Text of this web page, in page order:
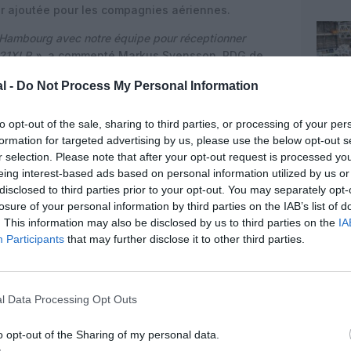
- Do Not Process My Personal Information
opt-out of the sale, sharing to third parties, or processing of your
for targeted advertising by us, please use the below opt-out
selection. Please note that after your opt-out request is processed
interest-based ads based on personal information utilized by us
to third parties prior to your opt-out. You may separately
of your personal information by third parties on the IAB’s list of
This information may also be disclosed by us to third parties on the
Participants that may further disclose it to other third parties.
Data Processing Opt Outs
opt-out of the Sharing of my personal data.
pour les compagnies aériennes.
avec notre équipe pour réceptionner
»,a commenté Markus Svensson, PDG de
d’un nouveau chapitre passionnant pour Qantas
de l’expérience client.»
ici.
en cours de la compagnie auprès d’Airbus,
porteurs A350-1000.Qantas, qui se prépare à
, visant à établir des vols directs sans escale entre
internationales comme Londres et New York, a
ultra long-courrier à début 2027
(au lieu de
la livraison de son premier A350-1000